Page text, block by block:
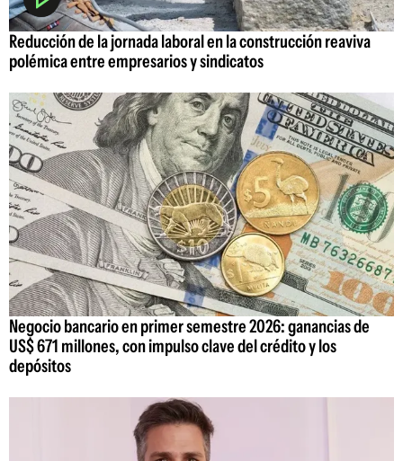
Reducción de la jornada laboral en la construcción reaviva
polémica entre empresarios y sindicatos
Negocio bancario en primer semestre 2026: ganancias de
US$ 671 millones, con impulso clave del crédito y los
depósitos